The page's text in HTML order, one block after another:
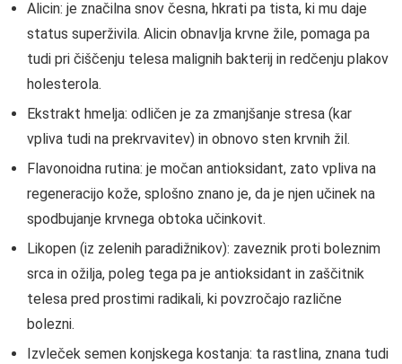
Alicin: je značilna snov česna, hkrati pa tista, ki mu daje
status superživila. Alicin obnavlja krvne žile, pomaga pa
tudi pri čiščenju telesa malignih bakterij in redčenju plakov
holesterola.
Ekstrakt hmelja: odličen je za zmanjšanje stresa (kar
vpliva tudi na prekrvavitev) in obnovo sten krvnih žil.
Flavonoidna rutina: je močan antioksidant, zato vpliva na
regeneracijo kože, splošno znano je, da je njen učinek na
spodbujanje krvnega obtoka učinkovit.
Likopen (iz zelenih paradižnikov): zaveznik proti boleznim
srca in ožilja, poleg tega pa je antioksidant in zaščitnik
telesa pred prostimi radikali, ki povzročajo različne
bolezni.
Izvleček semen konjskega kostanja: ta rastlina, znana tudi